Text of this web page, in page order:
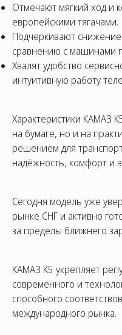
Отмечают мягкий ход и
европейскими тягачами.
Подчёркивают
сравнению с машинами
Хвалят удобство
интуитивную работу
Характеристики КАМАЗ
на бумаге, но и на
решением для
надёжность, комфорт и
Сегодня модель уже
рынке СНГ и активно
за пределы ближнего
КАМАЗ К5 укрепляет
современного и
способного
международного рынка.